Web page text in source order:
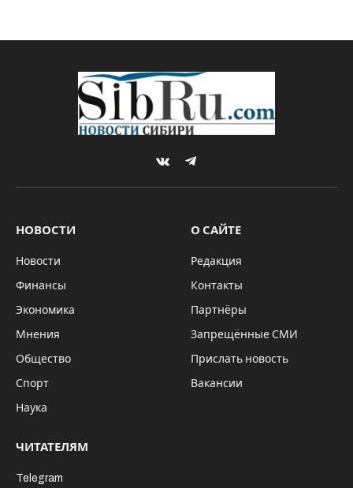
VKontakteTelegram
НОВОСТИ
Новости
Финансы
Экономика
Мнения
Общество
Спорт
Наука
О САЙТЕ
Редакция
Контакты
Партнёры
Запрещённые СМИ
Прислать новость
Вакансии
ЧИТАТЕЛЯМ
Telegram